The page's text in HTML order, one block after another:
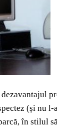
(și
în stilul